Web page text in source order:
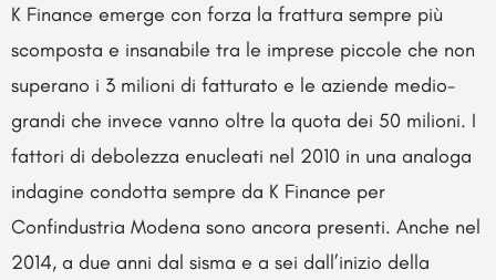
K Finance emerge con forza la frattura sempre più
scomposta e insanabile tra le imprese piccole che non
superano i 3 milioni di fatturato e le aziende medio-
grandi che invece vanno oltre la quota dei 50 milioni. I
fattori di debolezza enucleati nel 2010 in una analoga
indagine condotta sempre da K Finance per
Confindustria Modena sono ancora presenti. Anche nel
2014, a due anni dal sisma e a sei dall’inizio della